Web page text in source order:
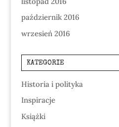
październik 2016
wrzesień 2016
KATEGORIE
Historia i polityka
Inspiracje
Książki